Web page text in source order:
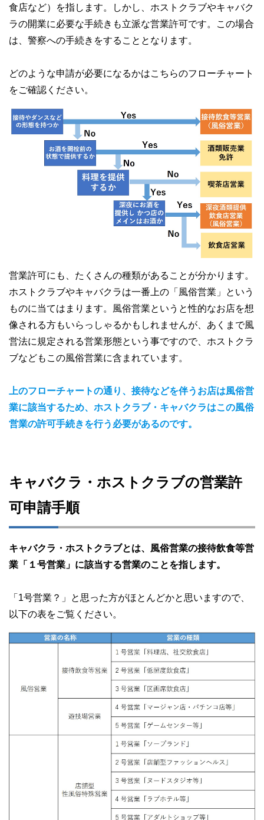
食店など）を指します。しかし、ホストクラブやキャバク
ラの開業に必要な手続きも立派な営業許可です。この場合
は、警察への手続きをすることとなります。
どのような申請が必要になるかはこちらのフローチャート
をご確認ください。
営業許可にも、たくさんの種類があることが分かります。
ホストクラブやキャバクラは一番上の「風俗営業」という
ものに当てはまります。風俗営業というと性的なお店を想
像される方もいらっしゃるかもしれませんが、あくまで風
営法に規定される営業形態という事ですので、ホストクラ
ブなどもこの風俗営業に含まれています。
上のフローチャートの通り、接待などを伴うお店は風俗営
業に該当するため、ホストクラブ・キャバクラはこの風俗
営業の許可手続きを行う必要があるのです。
キャバクラ・ホストクラブの営業許
可申請手順
キャバクラ・ホストクラブとは、風俗営業の接待飲食等営
業「１号営業」に該当する営業のことを指します。
「1号営業？」と思った方がほとんどかと思いますので、
以下の表をご覧ください。